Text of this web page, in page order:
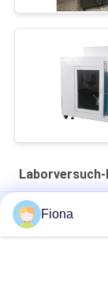
SHBRV-187.5
Härte-
Fiona